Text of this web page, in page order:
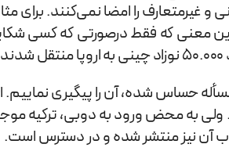
و غیرمتعارف را امضا نمی‌کنند. برای
که فقط درصورتی‌ که کسی
حساس شده، آن را پیگیری
ولی به محض ورود به دوبی، ترکیه
آن نیز منتشر شده و در دسترس است.